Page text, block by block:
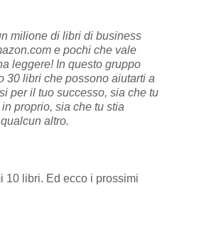
milione di libri di business
e pochi che vale
leggere! In questo gruppo
30 libri che possono aiutarti a
per il tuo successo, sia che tu
proprio, sia che tu stia
altro.
10 libri. Ed ecco i prossimi